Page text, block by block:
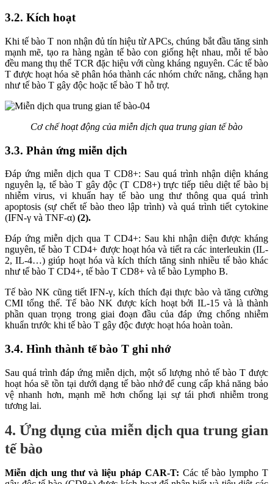
3.2. Kích hoạt
Khi tế bào T non nhận đủ tín hiệu từ APCs, chúng bắt đầu tăng sinh
mạnh mẽ, tạo ra hàng ngàn tế bào con giống hệt nhau, mỗi tế bào
đều mang thụ thể TCR đặc hiệu với cùng kháng nguyên. Các tế bào
T được hoạt hóa sẽ phân hóa thành các nhóm chức năng, chẳng hạn
như tế bào T gây độc hoặc tế bào T hỗ trợ.
Cơ chế hoạt động của miễn dịch qua trung gian tế bào
3.3. Phản ứng miễn dịch
Đáp ứng miễn dịch qua T CD8+: Sau quá trình nhận diện kháng
nguyên lạ, tế bào T gây độc (T CD8+) trực tiếp tiêu diệt tế bào bị
nhiễm virus, vi khuẩn hay tế bào ung thư thông qua quá trình
apoptosis (sự chết tế bào theo lập trình) và quá trình tiết cytokine
(IFN-γ và TNF-α) (2).
Đáp ứng miễn dịch qua T CD4+: Sau khi nhận diện được kháng
nguyên, tế bào T CD4+ được hoạt hóa và tiết ra các interleukin (IL-
2, IL-4…) giúp hoạt hóa và kích thích tăng sinh nhiều tế bào khác
như tế bào T CD4+, tế bào T CD8+ và tế bào Lympho B.
Tế bào NK cũng tiết IFN-γ, kích thích đại thực bào và tăng cường
CMI tổng thể. Tế bào NK được kích hoạt bởi IL-15 và là thành
phần quan trọng trong giai đoạn đầu của đáp ứng chống nhiễm
khuẩn trước khi tế bào T gây độc được hoạt hóa hoàn toàn.
3.4. Hình thành tế bào T ghi nhớ
Sau quá trình đáp ứng miễn dịch, một số lượng nhỏ tế bào T được
hoạt hóa sẽ tồn tại dưới dạng tế bào nhớ để cung cấp khả năng bảo
vệ nhanh hơn, mạnh mẽ hơn chống lại sự tái phơi nhiễm trong
tương lai.
4. Ứng dụng của miễn dịch qua trung gian
tế bào
Miễn dịch ung thư và liệu pháp CAR-T: Các tế bào lympho T